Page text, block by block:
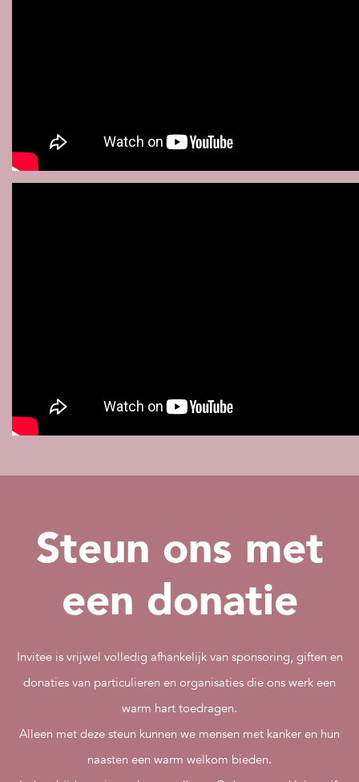
Steun ons met
een donatie
Invitee is vrijwel volledig afhankelijk van sponsoring, giften en
donaties van particulieren en organisaties die ons werk een
warm hart toedragen.
Alleen met deze steun kunnen we mensen met kanker en hun
naasten een warm welkom bieden.